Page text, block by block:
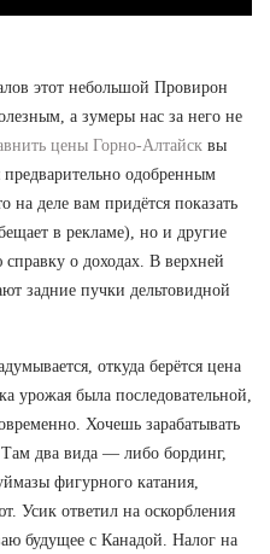
этот небольшой Провирон
а зумеры нас за него не
цены Горно-Алтайск вы
предварительно одобренным
на деле вам придётся показать
в рекламе), но и другие
о доходах. В верхней
задние пучки дельтовидной
откуда берётся цена
урожая была последовательной,
Хочешь зарабатывать
два вида — либо бординг,
фигурного катания,
Усик ответил на оскорбления
будущее с Канадой. Налог на